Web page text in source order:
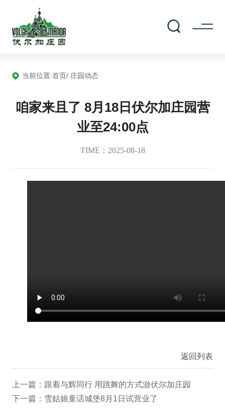
当前位置:首页/ 庄园动态
咱家来且了 8月18日伏尔加庄园营
业至24:00点
TIME：2025-08-18
返回列表
上一篇：跟着与辉同行 用跳舞的方式游伏尔加庄园
下一篇：雪姑娘童话城堡8月1日试营业了